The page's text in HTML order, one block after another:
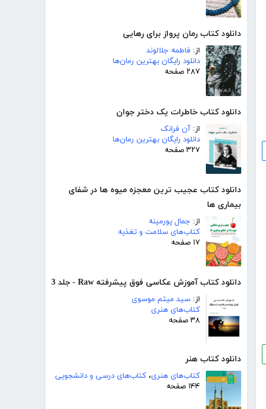
دانلود کتاب رمان پرواز برای رهایی
از: فاطمه جلالوند
دانلود رایگان بهترین رمان‌ها
۲۸۷ صفحه
دانلود کتاب خاطرات یک دختر جوان
از: آن فرانک
دانلود رایگان بهترین رمان‌ها
۳۲۷ صفحه
دانلود کتاب عجیب ترین معجزه میوه ها در شفای
بیماری ها
از: جمال پورمینه
کتاب‌های سلامت و تغذیه
۱۷ صفحه
دانلود کتاب آموزش عکاسی فوق پیشرفته Raw - جلد 3
از: سید میثم موسوی
کتاب‌های هنری
۳۸ صفحه
دانلود کتاب هنر
کتاب‌های هنری، کتاب‌های درسی و دانشجویی
۱۴۴ صفحه